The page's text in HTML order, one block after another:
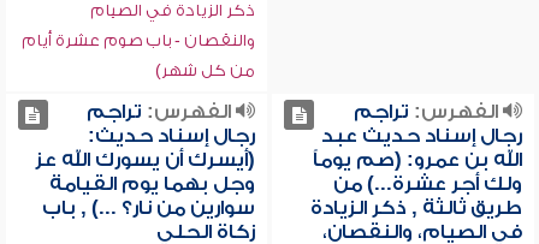
ذكر الزيادة في الصيام
والنقصان - باب صوم عشرة أيام
من كل شهر)
الفهرس: تراجم
رجال إسناد حديث عبد
الله بن عمرو: (صم يوماً
ولك أجر عشرة...) من
طريق ثالثة , ذكر الزيادة
في الصيام، والنقصان،
الفهرس: تراجم
رجال إسناد حديث:
(أيسرك أن يسورك الله عز
وجل بهما يوم القيامة
سوارين من نار؟ ...) , باب
زكاة الحلي